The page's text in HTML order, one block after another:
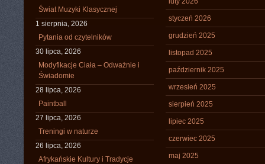
Świat Muzyki Klasycznej
1 sierpnia, 2026
Pytania od czytelników
30 lipca, 2026
Modyfikacje Ciała – Odważnie i
Świadomie
28 lipca, 2026
Paintball
27 lipca, 2026
Treningi w naturze
26 lipca, 2026
Afrykańskie Kultury i Tradycje
styczeń 2026
grudzień 2025
listopad 2025
październik 2025
wrzesień 2025
sierpień 2025
lipiec 2025
czerwiec 2025
maj 2025